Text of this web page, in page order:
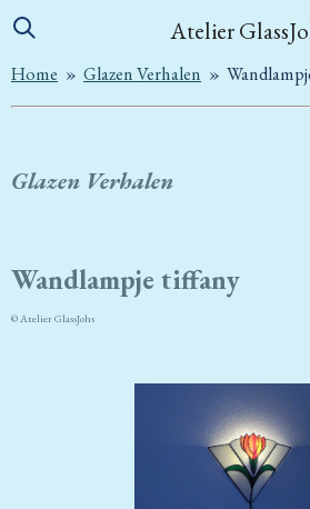
Ga
naar
de
Atelier
Home » Glazen Verhalen »
Glazen Verhalen
Wandlampje tiffany
© Atelier GlassJohs